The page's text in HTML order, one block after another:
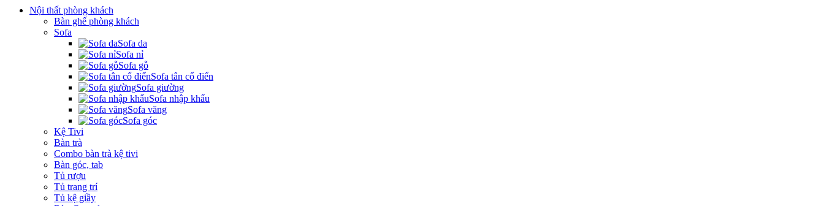
Nội thất phòng khách
Bàn ghế phòng khách
Sofa
Sofa da
Sofa nỉ
Sofa gỗ
Sofa tân cổ điển
Sofa giường
Sofa nhập khẩu
Sofa văng
Sofa góc
Kệ Tivi
Bàn trà
Combo bàn trà kệ tivi
Bàn góc, tab
Tủ rượu
Tủ trang trí
Tủ kệ giầy